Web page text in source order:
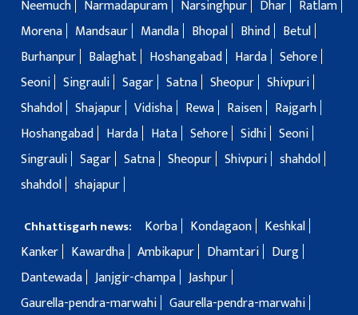
Neemuch
Narmadapuram Narsinghpur Dhar
Ratlam
Morena
Mandsaur Mandla Bhopal Bhind
Betul
Burhanpur
Balaghat Hoshangabad Harda Sehore
Seoni Singrauli Sagar Satna Sheopur Shivpuri
Shahdol Shajapur Vidisha Rewa Raisen
Rajgarh
Hoshangabad
Harda Hata Sehore Sidhi Seoni
Singrauli Sagar Satna Sheopur Shivpuri shahdol
shahdol shajapur
Chhattisgarh news: Korba Kondagaon
Keshkal
Kanker
Kawardha Ambikapur Dhamtari
Durg
Dantewada Janjgir-champa Jashpur
Gaurella-pendra-marwahi Gaurella-pendra-marwahi